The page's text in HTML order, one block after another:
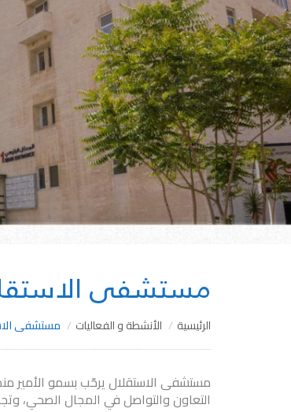
مستشفى
الرئيسية الأنشطة و الفعاليات مستشفى
مستشفى الاستقلال يرحّب بسمو الأمير
التعاون والتواصل في المجال الصحي،